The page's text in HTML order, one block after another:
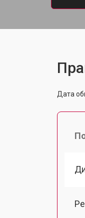
Дата